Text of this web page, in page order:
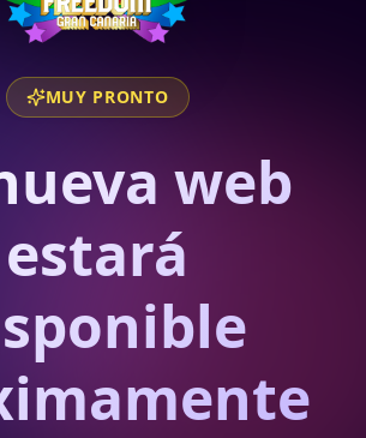
MUY PRONTO
web
estará